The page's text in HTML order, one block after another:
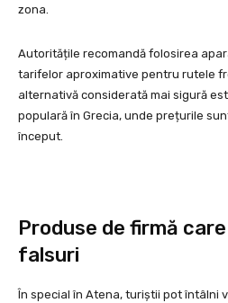
zona.
Autoritățile recomandă folosirea
tarifelor aproximative pentru rutele
alternativă considerată mai sigură
populară în Grecia, unde prețurile
început.
Produse de firmă
falsuri
În special în Atena, turiștii pot întâlni